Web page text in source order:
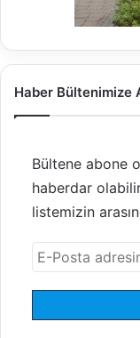
Haber Bültenimize
Bültene abone
haberdar
listemizin